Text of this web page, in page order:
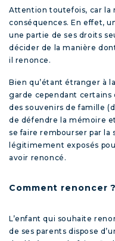
Attention toutefois, car la
conséquences. En effet,
une partie de ses droits
décider de la manière
il renonce.
Bien qu’étant étranger à
garde cependant
des souvenirs de famille
de défendre la mémoire
se faire rembourser par la
légitimement exposés
avoir renoncé.
Comment renoncer ?
L’enfant qui souhaite
de ses parents dispose